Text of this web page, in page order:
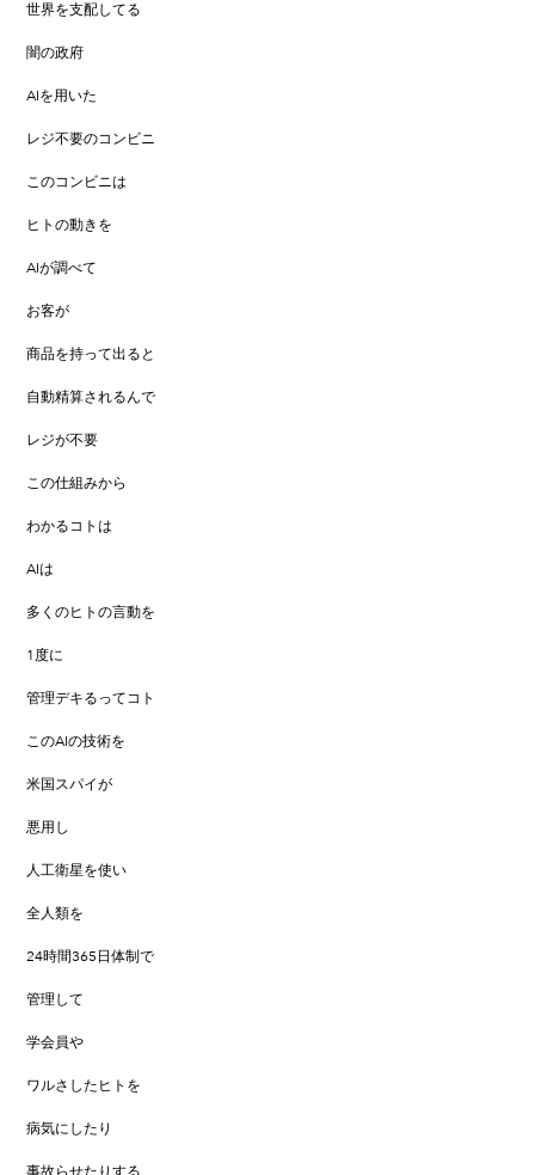
世界を支配してる
闇の政府
AIを用いた
レジ不要のコンビニ
このコンビニは
ヒトの動きを
AIが調べて
お客が
商品を持って出ると
自動精算されるんで
レジが不要
この仕組みから
わかるコトは
AIは
多くのヒトの言動を
1度に
管理デキるってコト
このAIの技術を
米国スパイが
悪用し
人工衛星を使い
全人類を
24時間365日体制で
管理して
学会員や
ワルさしたヒトを
病気にしたり